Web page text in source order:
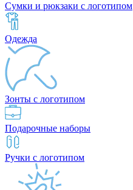
Сумки и рюкзаки с логотипом
Одежда
Зонты с логотипом
Подарочные наборы
Ручки с логотипом